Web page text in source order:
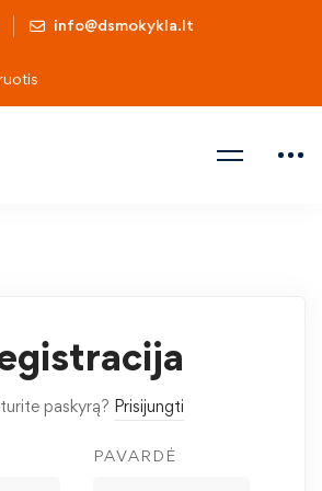
info@dsmokykla.lt
paskyrą? Prisijungti
PAVARDĖ